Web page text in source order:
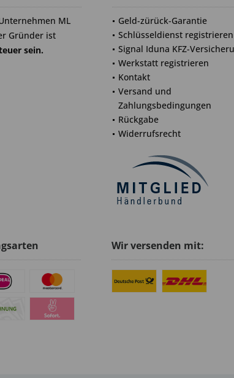
ML
Gründer ist
sein.
Geld-zürück-Garantie
Schlüsseldienst registrieren
Signal Iduna KFZ-
Werkstatt registrieren
Kontakt
Versand und
Zahlungsbedingungen
Rückgabe
Widerrufsrecht
Wir versenden mit: